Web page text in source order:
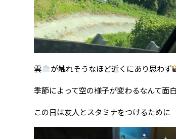
雲
が触れそうなほど近くにあり思わず
季節によって空の様子が変わるなんて面
この日は友人とスタミナをつけるために